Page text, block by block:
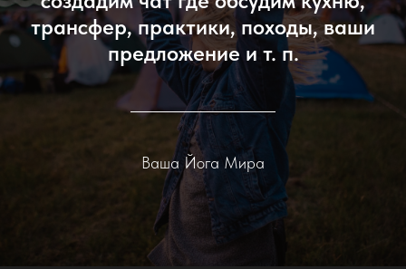
трансфер, практики, походы, ваши
предложение и т. п.
Ваша Йога Мира